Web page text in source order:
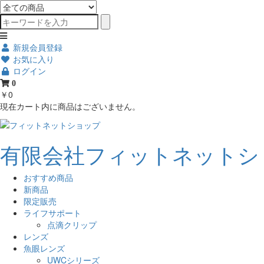
新規会員登録
お気に入り
ログイン
0
￥0
現在カート内に商品はございません。
有限会社フィットネット
おすすめ商品
新商品
限定販売
ライフサポート
点滴クリップ
レンズ
魚眼レンズ
UWCシリーズ